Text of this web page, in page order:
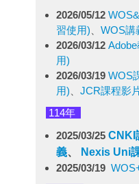
2026/05/12
習使用) 、WOS講
2026/03/12
用)
2026/03/19WOS
用) 、JCR課程影
114年
2025/03/25CNKI
義、 Nexis Uni
2025/03/19